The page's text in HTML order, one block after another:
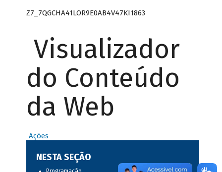
Z7_7QGCHA41LOR9E0AB4V47KI1863
Visualizador
do Conteúdo
da Web
Ações
NESTA SEÇÃO